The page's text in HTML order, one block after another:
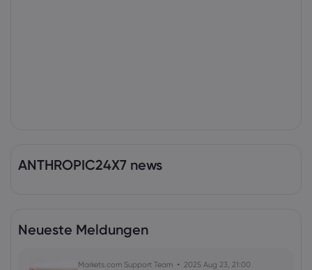
ANTHROPIC24X7 news
Neueste Meldungen
Markets.com Support Team 2025 Aug 23, 21:00